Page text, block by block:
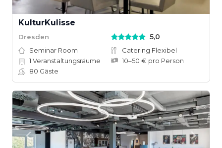
KulturKulisse
Dresden 5,0
Seminar Room
Catering Flexibel
1 Veranstaltungsräume
10–50 € pro Person
80 Gäste